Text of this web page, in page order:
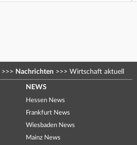
>>> Nachrichten >>> Wirtschaft aktuell
NEWS
Hessen News
Frankfurt News
Wiesbaden News
Mainz News